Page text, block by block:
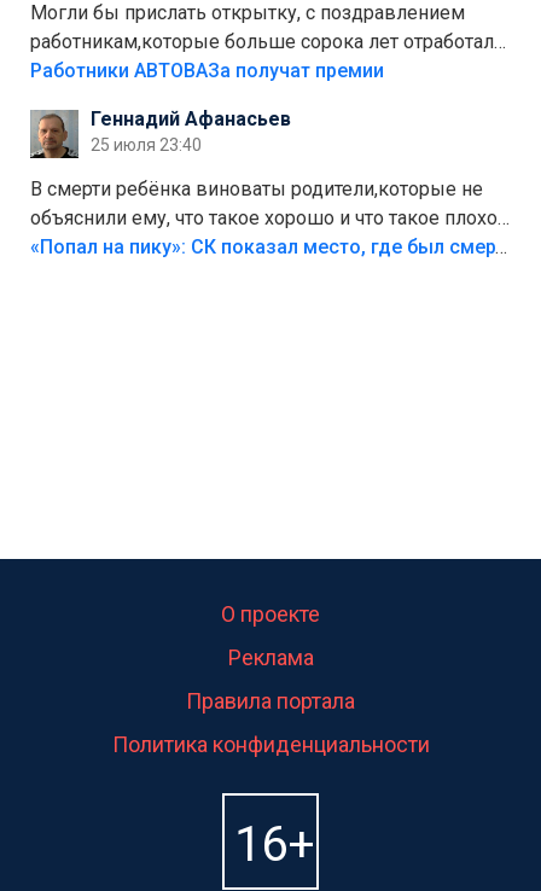
Могли бы прислать открытку, с поздравлением
работникам,которые больше сорока лет отработали
на предприятии.
Работники АВТОВАЗа получат премии
Геннадий Афанасьев
25 июля 23:40
В смерти ребёнка виноваты родители,которые не
объяснили ему, что такое хорошо и что такое плохо!
Лезть через такой забор,верх безумия,есть же
«Попал на пику»: СК показал место, где был смертельно травмирован ребенок в Тольятти
О проекте
Реклама
Правила портала
Политика конфиденциальности